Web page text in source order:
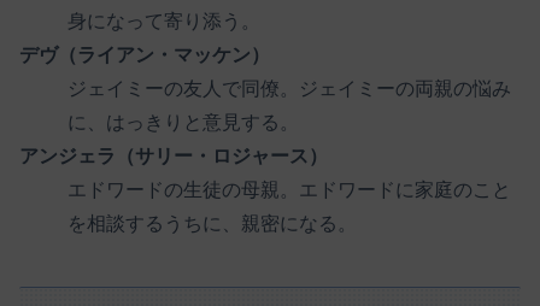
身になって寄り添う。
デヴ（ライアン・マッケン）
ジェイミーの友人で同僚。ジェイミーの両親の悩み
に、はっきりと意見する。
アンジェラ（サリー・ロジャース）
エドワードの生徒の母親。エドワードに家庭のこと
を相談するうちに、親密になる。